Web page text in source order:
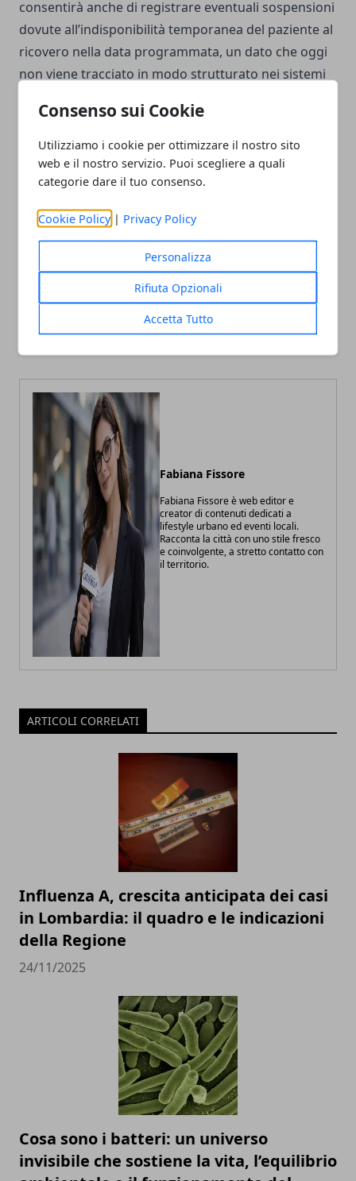
Consenso sui Cookie
Utilizziamo i cookie per ottimizzare il nostro sito
web e il nostro servizio. Puoi scegliere a quali
categorie dare il tuo consenso.
Cookie Policy | Privacy Policy
Personalizza
Rifiuta Opzionali
Accetta Tutto
consentirà anche di registrare eventuali sospensioni
dovute all’indisponibilità temporanea del paziente al
ricovero nella data programmata, un dato che oggi
non viene tracciato in modo strutturato nei sistemi
TUTTOFOOD 2026, a
Milano 123mila presenze
in quattro giorni
Movida a Milano: nuove
ordinanze su alcol, dehors
e rumore
Fabiana Fissore
Fabiana Fissore è web editor e
creator di contenuti dedicati a
lifestyle urbano ed eventi locali.
Racconta la città con uno stile fresco
e coinvolgente, a stretto contatto con
il territorio.
ARTICOLI CORRELATI
Influenza A, crescita anticipata dei casi
in Lombardia: il quadro e le indicazioni
della Regione
24/11/2025
Cosa sono i batteri: un universo
invisibile che sostiene la vita, l’equilibrio